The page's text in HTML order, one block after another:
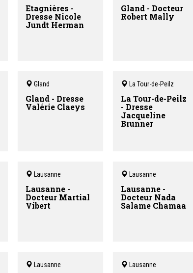
Etagnières -
Dresse Nicole
Jundt Herman
Gland - Docteur
Robert Mally
Gland
Gland - Dresse
Valérie Claeys
La Tour-de-Peilz
La Tour-de-Peilz
- Dresse
Jacqueline
Brunner
Lausanne
Lausanne -
Docteur Martial
Vibert
Lausanne
Lausanne -
Docteur Nada
Salame Chamaa
Lausanne Lausanne